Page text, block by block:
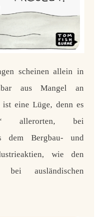
scheinen allein in
aus Mangel an
eine Lüge, denn es
allerorten, bei
dem Bergbau- und
wie den
ausländischen